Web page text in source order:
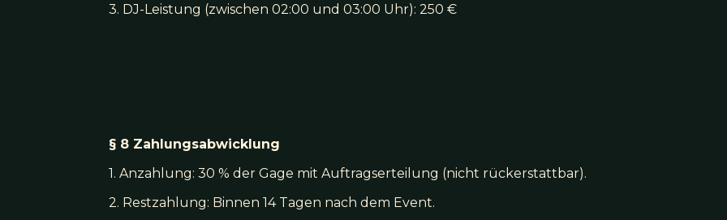
3. DJ-Leistung (zwischen 02:00 und 03:00 Uhr): 250 €
§ 8 Zahlungsabwicklung
1. Anzahlung: 30 % der Gage mit Auftragserteilung (nicht rückerstattbar).
2. Restzahlung: Binnen 14 Tagen nach dem Event.